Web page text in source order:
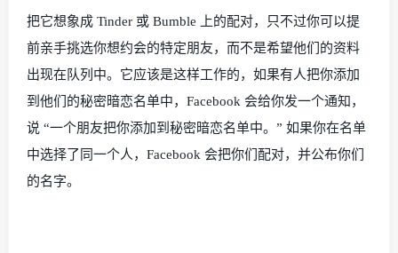
把它想象成 Tinder 或 Bumble
上的配对，只不过你可以提
前亲手挑选你想约会的特定朋友，而不是希望他们的资料
出现在队列中。它应该是这样工作的，如果有人把你添加
到他们的秘密暗恋名单中， Facebook 会给你发一个通知，
说 “一个朋友把你添加到秘密暗恋名单中。” 如果你在名单
中选择了同一个人， Facebook 会把你们配对，并公布你们
的名字。